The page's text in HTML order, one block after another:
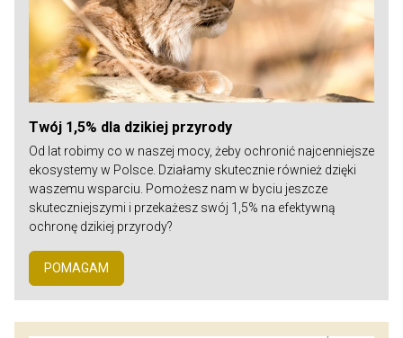
Twój 1,5% dla dzikiej przyrody
Od lat robimy co w naszej mocy, żeby ochronić najcenniejsze
ekosystemy w Polsce. Działamy skutecznie również dzięki
waszemu wsparciu. Pomożesz nam w byciu jeszcze
skuteczniejszymi i przekażesz swój 1,5% na efektywną
ochronę dzikiej przyrody?
POMAGAM